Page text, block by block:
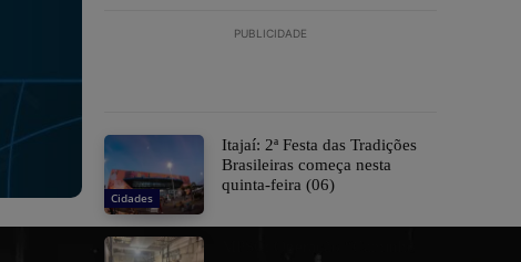
PUBLICIDADE
Cidades
​Itajaí: 2ª Festa das Tradições
Brasileiras começa nesta
quinta-feira (06)